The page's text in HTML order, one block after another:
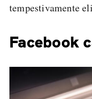
tempestivamente
Facebook